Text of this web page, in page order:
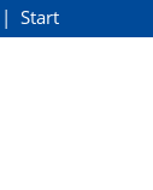
Start